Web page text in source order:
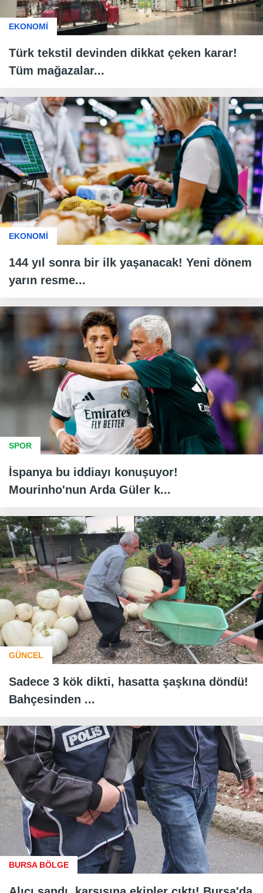
EKONOMİ
Türk tekstil devinden dikkat çeken karar!
Tüm mağazalar...
EKONOMİ
144 yıl sonra bir ilk yaşanacak! Yeni dönem
yarın resme...
SPOR
İspanya bu iddiayı konuşuyor!
Mourinho'nun Arda Güler k...
GÜNCEL
Sadece 3 kök dikti, hasatta şaşkına döndü!
Bahçesinden ...
BURSA BÖLGE